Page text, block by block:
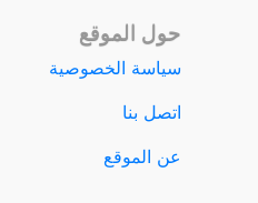
حول الموقع
سياسة الخصوصية
اتصل بنا
عن الموقع